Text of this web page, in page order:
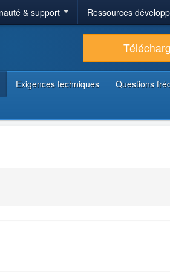
& support Ressources
Exigences techniques Questions